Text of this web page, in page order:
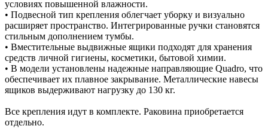
условиях повышенной влажности.
• Подвесной тип крепления облегчает уборку и визуально
расширяет пространство. Интегрированные ручки становятся
стильным дополнением тумбы.
• Вместительные выдвижные ящики подходят для хранения
средств личной гигиены, косметики, бытовой химии.
• В модели установлены надежные направляющие Quadro, что
обеспечивает их плавное закрывание. Металлические навесы
ящиков выдерживают нагрузку до 130 кг.
Все крепления идут в комплекте. Раковина приобретается
отдельно.